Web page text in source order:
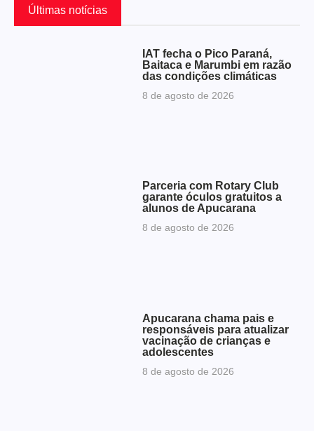
Últimas notícias
IAT fecha o Pico Paraná,
Baitaca e Marumbi em razão
das condições climáticas
8 de agosto de 2026
Parceria com Rotary Club
garante óculos gratuitos a
alunos de Apucarana
8 de agosto de 2026
Apucarana chama pais e
responsáveis para atualizar
vacinação de crianças e
adolescentes
8 de agosto de 2026